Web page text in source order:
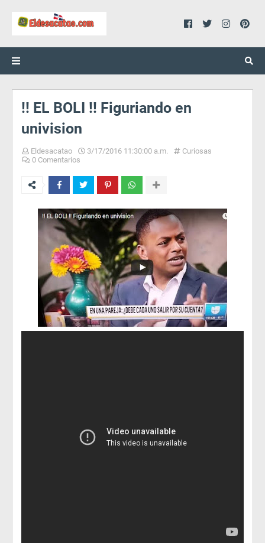
!! EL BOLI !! Figuriando en
univision
Eldesacatao 3/17/2016 11:30:00 a.m.
Curiosas
0 Comentarios